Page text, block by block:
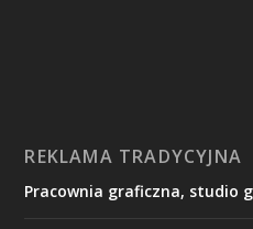
REKLAMA TRADYCYJNA
Pracownia graficzna, studio